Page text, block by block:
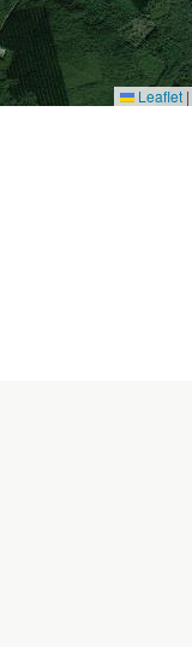
Leaflet |